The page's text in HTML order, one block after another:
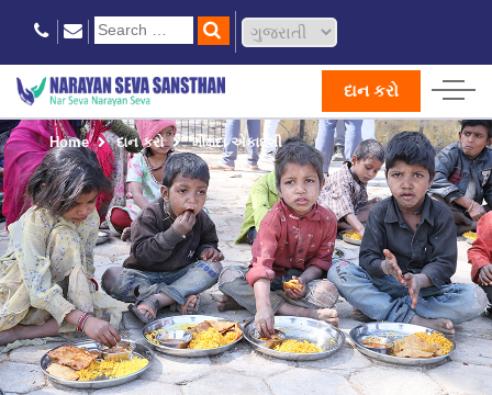
દાન કરો
Home દાન કરો મોક્ષદા એકાદશી